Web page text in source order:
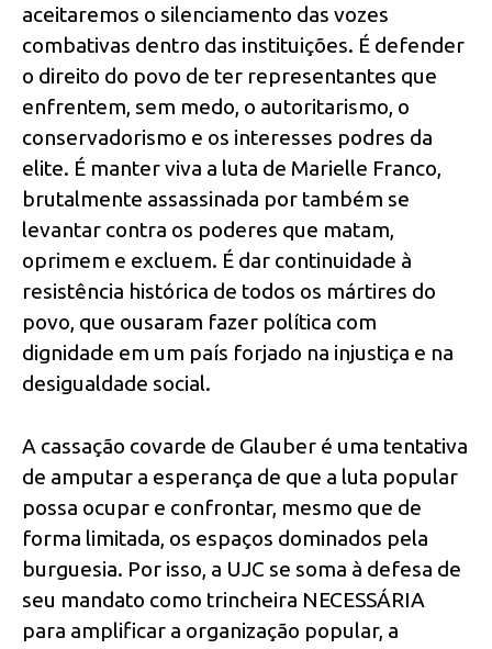
aceitaremos o silenciamento das vozes
combativas dentro das instituições. É defender
o direito do povo de ter representantes que
enfrentem, sem medo, o autoritarismo, o
conservadorismo e os interesses podres da
elite. É manter viva a luta de Marielle Franco,
brutalmente assassinada por também se
levantar contra os poderes que matam,
oprimem e excluem. É dar continuidade à
resistência histórica de todos os mártires do
povo, que ousaram fazer política com
dignidade em um país forjado na injustiça e na
desigualdade social.
A cassação covarde de Glauber é uma tentativa
de amputar a esperança de que a luta popular
possa ocupar e confrontar, mesmo que de
forma limitada, os espaços dominados pela
burguesia. Por isso, a UJC se soma à defesa de
seu mandato como trincheira NECESSÁRIA
para amplificar a organização popular, a